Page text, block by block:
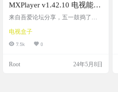
MXPlayer v1.42.10 电视能用
的TV版播放器
来自吾爱论坛分享，五一鼓捣了下
XPlayer，有的是没有想要的访问电
脑共享文件夹功能，有的是不支持D
版本。 测试电视：索尼 55X7000
电视盒子
7.5k 0
Root 24年5月8日